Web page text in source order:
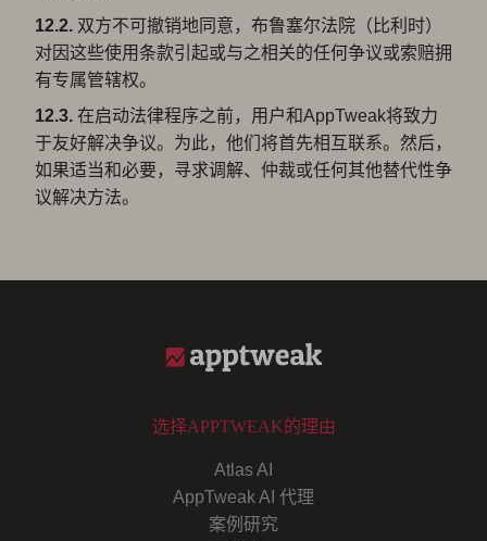
12.2. 双方不可撤销地同意，布鲁塞尔法院（比利时）
对因这些使用条款引起或与之相关的任何争议或索赔拥
有专属管辖权。
12.3. 在启动法律程序之前，用户和AppTweak将致力
于友好解决争议。为此，他们将首先相互联系。然后，
如果适当和必要，寻求调解、仲裁或任何其他替代性争
议解决方法。
选择APPTWEAK的理由
Atlas AI
AppTweak AI 代理
案例研究